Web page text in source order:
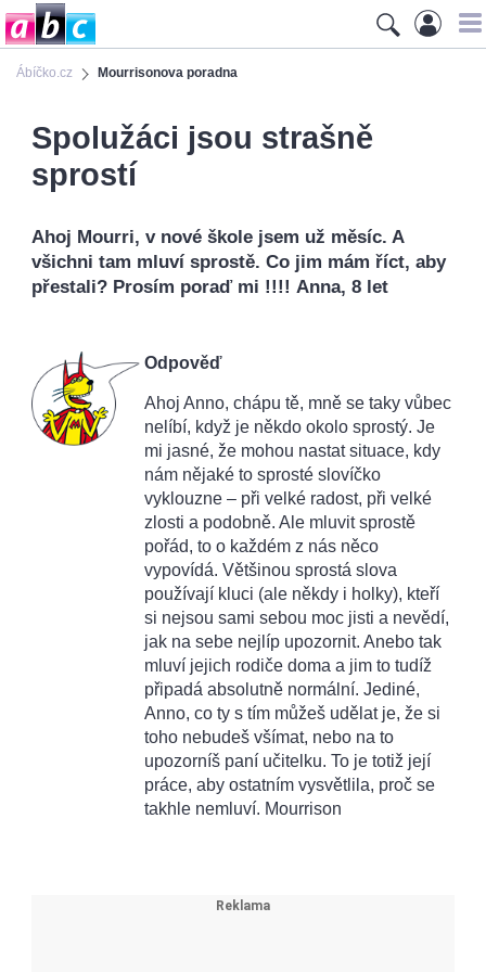
Ábíčko.cz Mourrisonova poradna
Spolužáci jsou strašně
sprostí
Ahoj Mourri, v nové škole jsem už měsíc. A
všichni tam mluví sprostě. Co jim mám říct, aby
přestali? Prosím poraď mi !!!! Anna, 8 let
Odpověď
Ahoj Anno, chápu tě, mně se taky vůbec
nelíbí, když je někdo okolo sprostý. Je
mi jasné, že mohou nastat situace, kdy
nám nějaké to sprosté slovíčko
vyklouzne – při velké radost, při velké
zlosti a podobně. Ale mluvit sprostě
pořád, to o každém z nás něco
vypovídá. Většinou sprostá slova
používají kluci (ale někdy i holky), kteří
si nejsou sami sebou moc jisti a nevědí,
jak na sebe nejlíp upozornit. Anebo tak
mluví jejich rodiče doma a jim to tudíž
připadá absolutně normální. Jediné,
Anno, co ty s tím můžeš udělat je, že si
toho nebudeš všímat, nebo na to
upozorníš paní učitelku. To je totiž její
práce, aby ostatním vysvětlila, proč se
takhle nemluví. Mourrison